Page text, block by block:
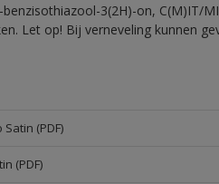
3(2H)-on, C(M)IT/
Let op! Bij verneveling kunnen
(PDF)
(PDF)